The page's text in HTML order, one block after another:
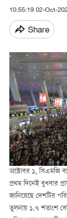
10:55:19 02-Oct-
Share
অক্টোবর ১, সিএমজি
প্রথম দিনেই বুধবার
জানিয়েছে দেশটির
তুলনায় ১.৭ শতাংশ